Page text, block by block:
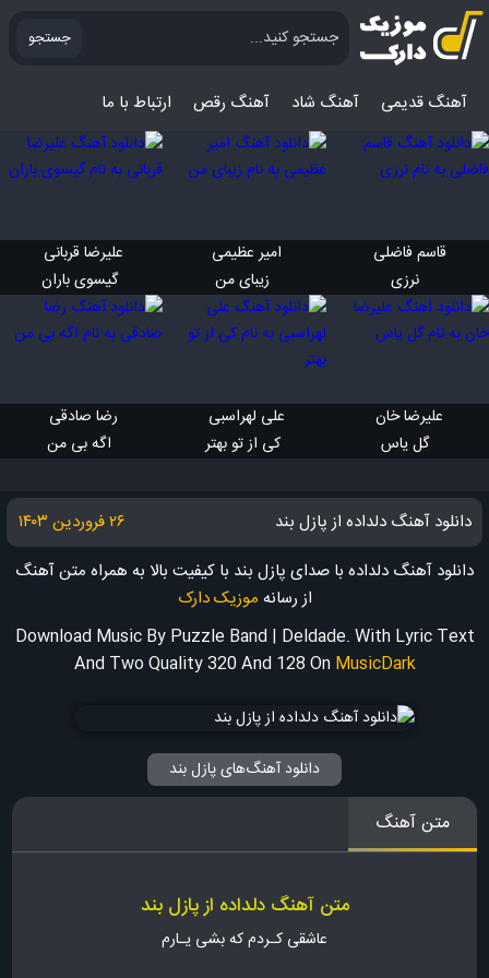
جستجو
آهنگ قدیمی آهنگ‌ شاد آهنگ رقص ارتباط با ما
قاسم فاضلی
نرزی
امیر عظیمی
زیبای من
علیرضا قربانی
گیسوی باران
علیرضا خان
گل یاس
علی لهراسبی
کی از تو بهتر
رضا صادقی
اگه بی من
دانلود آهنگ دلداده از پازل بند
۲۶ فروردین ۱۴۰۳
دانلود آهنگ دلداده با صدای پازل بند با کیفیت بالا به همراه متن آهنگ
از رسانه موزیک دارک
Download Music By Puzzle Band | Deldade. With Lyric Text
And Two Quality 320 And 128 On MusicDark
دانلود آهنگ‌های پازل بند
متن آهنگ
متن آهنگ دلداده از پازل بند
عاشقی کـردم که بشی یـارم